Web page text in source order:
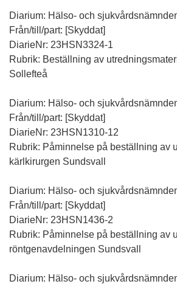
Diarium: Hälso- och
Från/till/part: [Skyddat]
DiarieNr: 23HSN3324-1
Rubrik: Beställning av
Sollefteå
Diarium: Hälso- och
Från/till/part: [Skyddat]
DiarieNr: 23HSN1310-12
Rubrik: Påminnelse på beställning av
kärlkirurgen Sundsvall
Diarium: Hälso- och
Från/till/part: [Skyddat]
DiarieNr: 23HSN1436-2
Rubrik: Påminnelse på beställning av
röntgenavdelningen Sundsvall
Diarium: Hälso- och